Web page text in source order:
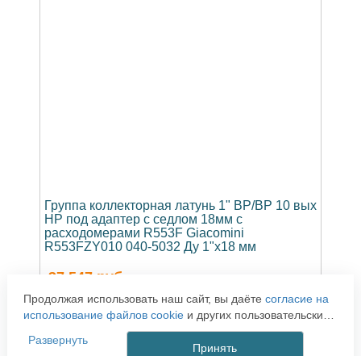
Группа коллекторная латунь 1" ВР/ВР 10 вых
НР под адаптер с седлом 18мм с
расходомерами R553F Giacomini
R553FZY010 040-5032 Ду 1"х18 мм
37 547 руб.
- + КУПИТЬ
Продолжая использовать наш сайт, вы даёте согласие на
использование файлов cookieи других пользовательских
данных (включая IP-адрес, сведения о местоположении,
устройстве, действиях на сайте и т. п.) для
Развернуть
Принять